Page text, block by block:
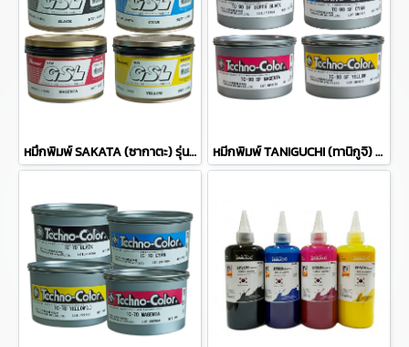
หมึกพิมพ์ SAKATA (ซากาตะ) รุ่น GSL หมีกพิมพ์ TANIGUCHI (ทานิกูจิ) รุ่น TC-90 SF